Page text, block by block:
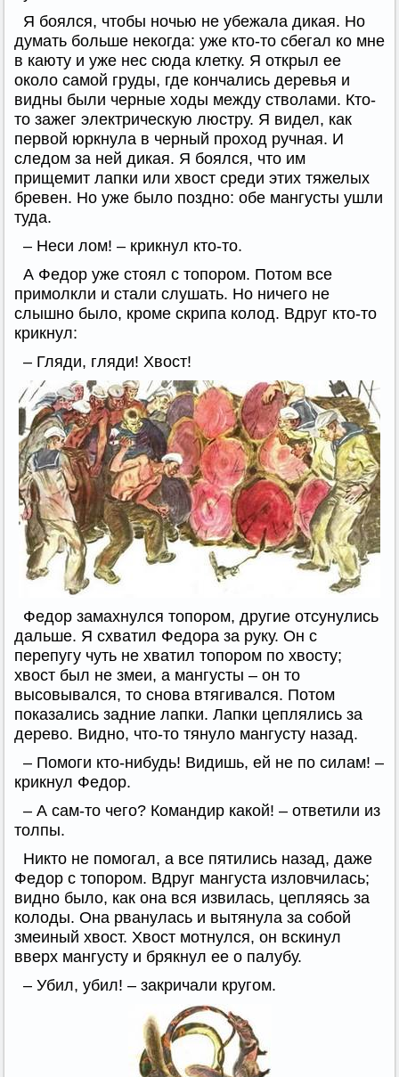
Я боялся, чтобы ночью не убежала дикая. Но
думать больше некогда: уже кто-то сбегал ко мне
в каюту и уже нес сюда клетку. Я открыл ее
около самой груды, где кончались деревья и
видны были черные ходы между стволами. Кто-
то зажег электрическую люстру. Я видел, как
первой юркнула в черный проход ручная. И
следом за ней дикая. Я боялся, что им
прищемит лапки или хвост среди этих тяжелых
бревен. Но уже было поздно: обе мангусты ушли
туда.
– Неси лом! – крикнул кто-то.
А Федор уже стоял с топором. Потом все
примолкли и стали слушать. Но ничего не
слышно было, кроме скрипа колод. Вдруг кто-то
крикнул:
– Гляди, гляди! Хвост!
Федор замахнулся топором, другие отсунулись
дальше. Я схватил Федора за руку. Он с
перепугу чуть не хватил топором по хвосту;
хвост был не змеи, а мангусты – он то
высовывался, то снова втягивался. Потом
показались задние лапки. Лапки цеплялись за
дерево. Видно, что-то тянуло мангусту назад.
– Помоги кто-нибудь! Видишь, ей не по силам! –
крикнул Федор.
– А сам-то чего? Командир какой! – ответили из
толпы.
Никто не помогал, а все пятились назад, даже
Федор с топором. Вдруг мангуста изловчилась;
видно было, как она вся извилась, цепляясь за
колоды. Она рванулась и вытянула за собой
змеиный хвост. Хвост мотнулся, он вскинул
вверх мангусту и брякнул ее о палубу.
– Убил, убил! – закричали кругом.